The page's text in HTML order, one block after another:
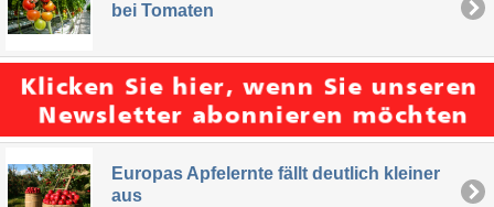
bei Tomaten
Europas Apfelernte fällt deutlich kleiner
aus